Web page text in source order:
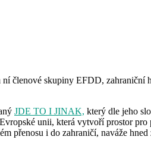
členové skupiny EFDD, zahraniční
JDE TO I JINAK, který dle jeho
unii, která vytvoří prostor pro
přenosu i do zahraničí, naváže hned